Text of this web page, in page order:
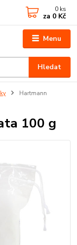
Menu
Hledat
0 ks
za 0 Kč
Hartmann
100 g